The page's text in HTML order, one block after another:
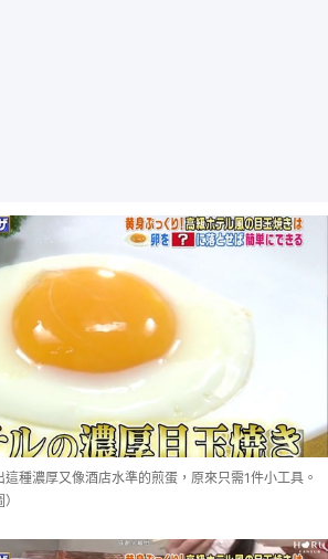
這種濃厚又像酒店水準的煎蛋，原來只需1件小工具。